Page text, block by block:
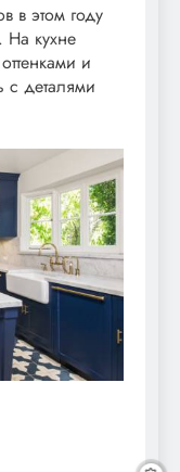
в этом году
кухне
и
с деталями